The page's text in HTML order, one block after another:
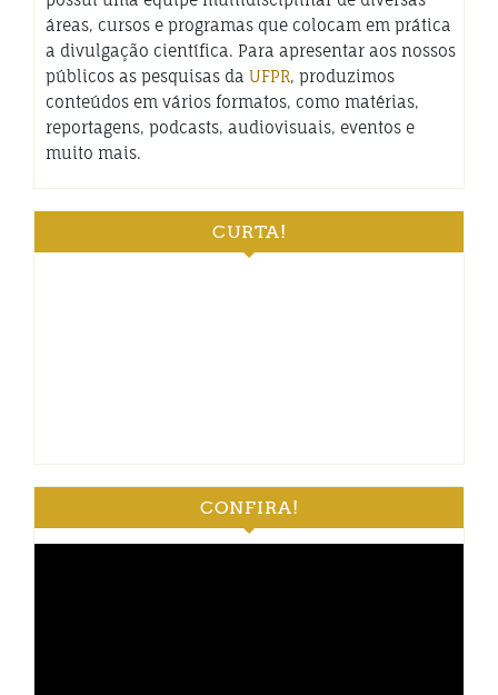
áreas, cursos e programas que colocam em prática
a divulgação científica. Para apresentar aos nossos
públicos as pesquisas da UFPR, produzimos
conteúdos em vários formatos, como matérias,
reportagens, podcasts, audiovisuais, eventos e
muito mais.
CURTA!
CONFIRA!